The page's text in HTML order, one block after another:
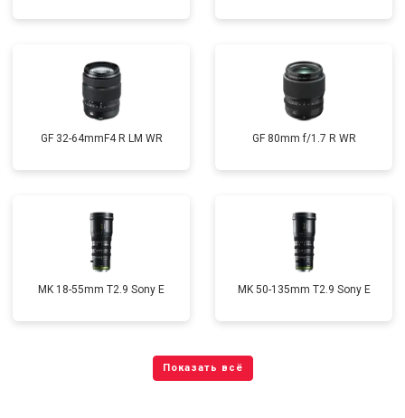
GF 32-64mmF4 R LM WR GF 80mm f/1.7 R WR
MK 18-55mm T2.9 Sony E MK 50-135mm T2.9 Sony E